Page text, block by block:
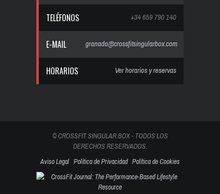
TELÉFONOS +34 659 790 140
E-MAIL granada@crossfitsingularbox.com
HORARIOS Ver horarios y reservas
© CROSSFIT SINGULAR BOX - TODOS LOS
DERECHOS RESERVADOS.
Aviso Legal Política de Privacidad Política de Cookies